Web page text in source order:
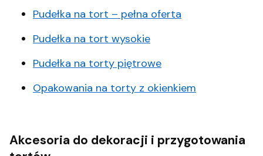
Pudełka na tort – pełna oferta
Pudełka na tort wysokie
Pudełka na torty piętrowe
Opakowania na torty z okienkiem
Akcesoria do dekoracji i przygotowania